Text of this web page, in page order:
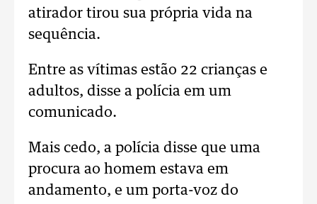
atirador tirou sua própria vida na
sequência.
Entre as vítimas estão 22 crianças e
adultos, disse a polícia em um
comunicado.
Mais cedo, a polícia disse que uma
procura ao homem estava em
andamento, e um porta-voz do